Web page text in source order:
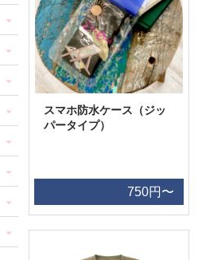
スマホ防水ケース（ジッ
パータイプ）
750円〜